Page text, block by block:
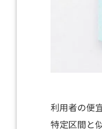
利用者の便
特定区間と